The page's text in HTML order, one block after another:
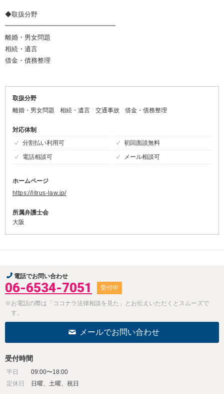
◆取扱分野
━━━━━━━━━━━━━━━━━
離婚・男女問題
相続・遺言
借金・債務整理
取扱分野
離婚・男女問題
相続・遺言 交通事故 借金・債務整理
対応体制
分割払い利用可
初回面談無料
電話相談可
メール相談可
ホームページ
https://litrus-law.jp/
所属弁護士会
大阪
電話でお問い合わせ
06-6534-7051 受付中
※お電話の際は「ココナラ法律相談を見た」とお伝えいただくとスムーズで
す。
メールでお問い合わせ
受付時間
平日
09:00〜18:00
定休日
日曜、土曜、祝日